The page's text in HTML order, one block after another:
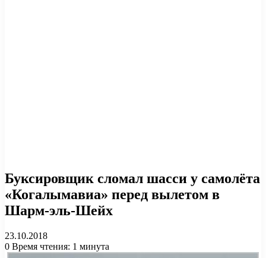
Буксировщик сломал шасси у самолёта
«Когалымавиа» перед вылетом в
Шарм-эль-Шейх
23.10.2018
0 Время чтения: 1 минута